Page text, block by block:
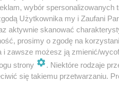
czworo mieszkańców
Eurowizji 2026!
wybór spersonalizowanych
Użytkownika my i Zaufani
aktywnie skanować
prosimy o zgodę na
i zawsze możesz ją zmienić/
strony
. Niektóre rodzaje
się takiemu przetwarzaniu.